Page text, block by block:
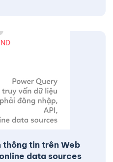
thông tin trên Web
data sources